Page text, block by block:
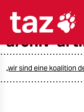
archiv-
„wir sind eine koalition